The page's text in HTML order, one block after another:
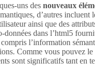
uns des nouveaux
d’autres incluent
ainsi que des
données dans l’html5
l’information
Comme vous pouvez
sont significatifs tant en